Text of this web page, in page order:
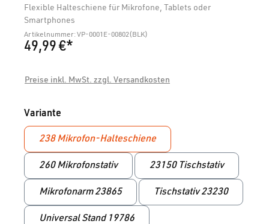
Flexible Halteschiene für Mikrofone, Tablets oder
Smartphones
Artikelnummer: VP-0001E-00802(BLK)
49,99 €*
Preise inkl. MwSt. zzgl. Versandkosten
Variante
238 Mikrofon-Halteschiene
260 Mikrofonstativ 23150 Tischstativ
Mikrofonarm 23865 Tischstativ 23230
Universal Stand 19786